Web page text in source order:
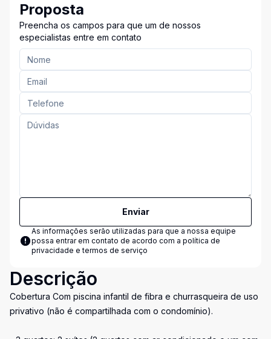
Proposta
Preencha os campos para que um de nossos
especialistas entre em contato
Enviar
As informações serão utilizadas para que a nossa equipe
possa entrar em contato de acordo com a política de
privacidade e termos de serviço
Descrição
Cobertura Com piscina infantil de fibra e churrasqueira de uso
privativo (não é compartilhada com o condomínio).